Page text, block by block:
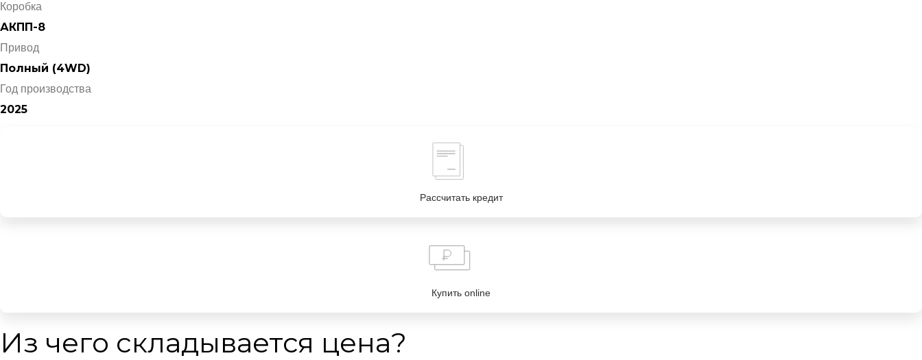
Коробка
АКПП-8
Привод
Полный (4WD)
Год производства
2025
Рассчитать кредит
Купить online
Из чего складывается цена?